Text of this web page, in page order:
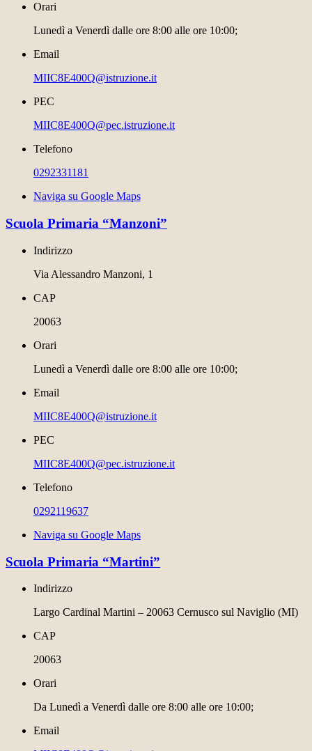
Orari
Lunedì a Venerdì dalle ore 8:00 alle ore 10:00;
Email
MIIC8E400Q@istruzione.it
PEC
MIIC8E400Q@pec.istruzione.it
Telefono
0292331181
Naviga su Google Maps
Scuola Primaria “Manzoni”
Indirizzo
Via Alessandro Manzoni, 1
CAP
20063
Orari
Lunedì a Venerdì dalle ore 8:00 alle ore 10:00;
Email
MIIC8E400Q@istruzione.it
PEC
MIIC8E400Q@pec.istruzione.it
Telefono
0292119637
Naviga su Google Maps
Scuola Primaria “Martini”
Indirizzo
Largo Cardinal Martini – 20063 Cernusco sul Naviglio (MI)
CAP
20063
Orari
Da Lunedì a Venerdì dalle ore 8:00 alle ore 10:00;
Email